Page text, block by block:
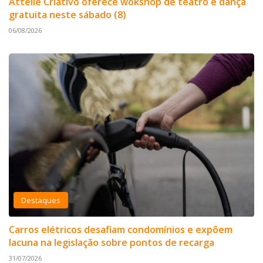
gratuita neste sábado (8)
06/08/2026
Destaques
Carros elétricos desafiam condomínios e expõem
lacuna na legislação sobre pontos de recarga
31/07/2026